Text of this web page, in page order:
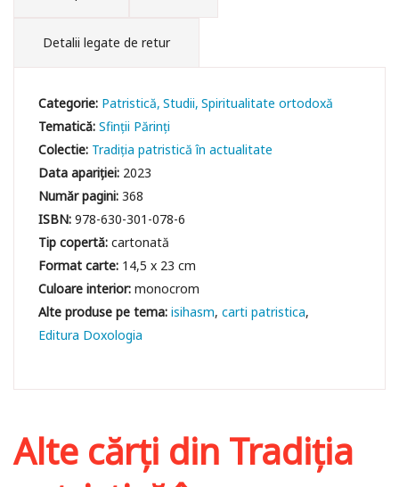
Detalii legate de retur
Categorie: Patristică Studii Spiritualitate ortodoxă
Tematică:Sfinții Părinți
Colectie: Tradiția patristică în actualitate
Data apariției: 2023
Număr pagini:368
ISBN:978-630-301-078-6
Tip copertă:cartonată
Format carte: 14,5 x 23 cm
Culoare interior:monocrom
isihasm carti patristica
Editura Doxologia
Alte cărți din Tradiția